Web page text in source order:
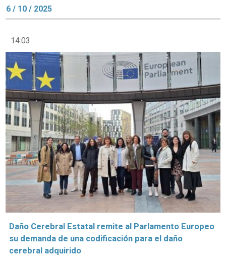
6 / 10 / 2025
14:03
Daño Cerebral Estatal remite al Parlamento Europeo
su demanda de una codificación para el daño
cerebral adquirido